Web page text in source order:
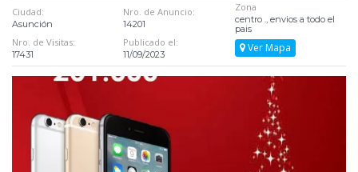
Ciudad:
Asunción
Nro. de Anuncio:
14201
Zona
centro ., envios a todo el
pais
Nro. de Visitas:
17431
Publicado el:
11/09/2023
Ver Mapa